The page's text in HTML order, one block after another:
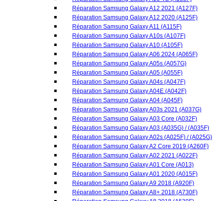
Réparation Samsung Galaxy A04s (A047F)
Réparation Samsung Galaxy A04E (A042F)
Réparation Samsung Galaxy A04 (A045F)
Réparation Samsung Galaxy A03s 2021 (A037G)
Réparation Samsung Galaxy A03 Core (A032F)
Réparation Samsung Galaxy A03 (A035G) / (A035F)
Réparation Samsung Galaxy A02s (A025F) / (A025G)
Réparation Samsung Galaxy A2 Core 2019 (A260F)
Réparation Samsung Galaxy A02 2021 (A022F)
Réparation Samsung Galaxy A01 Core (A013)
Réparation Samsung Galaxy A01 2020 (A015F)
Réparation Samsung Galaxy A9 2018 (A920F)
Réparation Samsung Galaxy A8+ 2018 (A730F)
Réparation Samsung Galaxy A8 2018 (A530F)
Réparation Samsung Galaxy A7 2018 (A750F)
Réparation Samsung Galaxy A7 (A700F)
Réparation Samsung Galaxy A6 Plus 2018 (A605F)
Réparation Samsung Galaxy A6 2018 (A600F)
Réparation Samsung Galaxy A5 2017 (A520F)
Réparation Samsung Galaxy A5 2016 (A510F)
Réparation Samsung Galaxy A5 (A500FU)
Réparation Samsung Galaxy A3 2017 (A320F)